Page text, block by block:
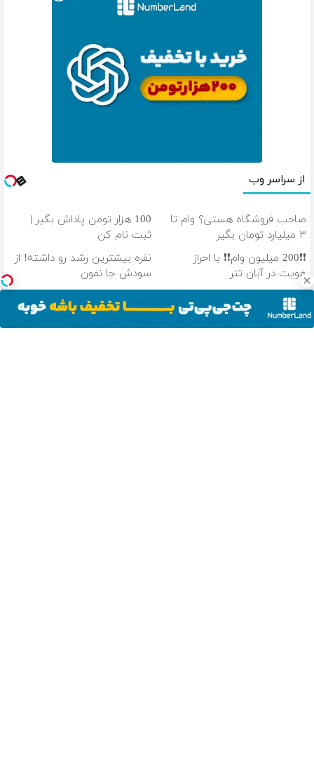
از سراسر وب
صاحب فروشگاه هستی؟ وام تا
۳ میلیارد تومان بگیر
100 هزار تومن پاداش بگیر |
ثبت نام کن
❗❗200 میلیون وام❗❗ با احراز
هویت در آبان تتر
نقره بیشترین رشد رو داشته! از
سودش جا نمون
احراز هویت کن
از سود هیچ بازاری جا نمون!
باکس سرمایه گذاری آبان تتر